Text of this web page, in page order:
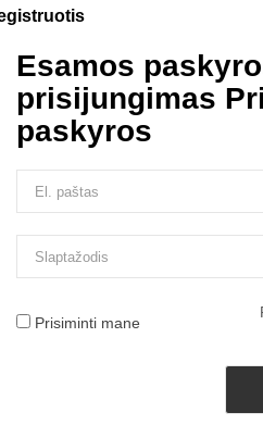
Esamos
prisijungimas
paskyros
Prisiminti mane